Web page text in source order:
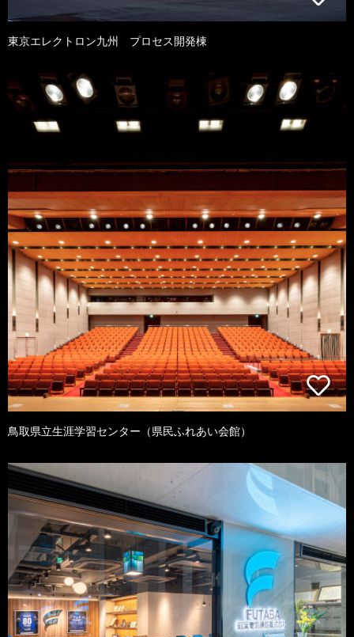
東京エレクトロン九州 プロセス開発棟
鳥取県立生涯学習センター（県民ふれあい会館）